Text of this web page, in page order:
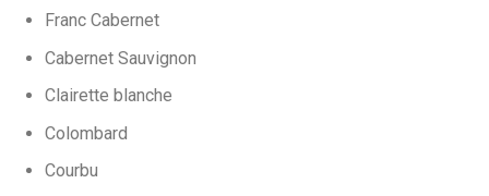
Franc Cabernet
Cabernet Sauvignon
Clairette blanche
Colombard
Courbu